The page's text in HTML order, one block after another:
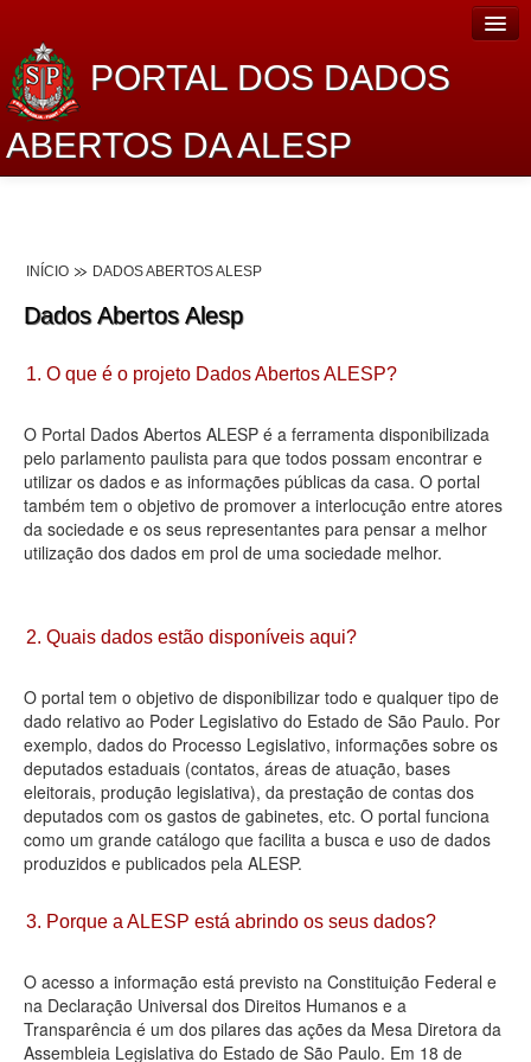
PORTAL DOS DADOS
ABERTOS DA ALESP
Lei de Acesso à Informação
Dados Governamentais Abertos
Planejamento
Catálogo de dados
Processo Legislativo
Deputados Estaduais
Agenda
Perguntas frequentes
Contato
INÍCIO DADOS ABERTOS ALESP
Dados Abertos Alesp
1. O que é o projeto Dados Abertos ALESP?
O Portal Dados Abertos ALESP é a ferramenta disponibilizada
pelo parlamento paulista para que todos possam encontrar e
utilizar os dados e as informações públicas da casa. O portal
também tem o objetivo de promover a interlocução entre atores
da sociedade e os seus representantes para pensar a melhor
utilização dos dados em prol de uma sociedade melhor.
2. Quais dados estão disponíveis aqui?
O portal tem o objetivo de disponibilizar todo e qualquer tipo de
dado relativo ao Poder Legislativo do Estado de São Paulo. Por
exemplo, dados do Processo Legislativo, informações sobre os
deputados estaduais (contatos, áreas de atuação, bases
eleitorais, produção legislativa), da prestação de contas dos
deputados com os gastos de gabinetes, etc. O portal funciona
como um grande catálogo que facilita a busca e uso de dados
produzidos e publicados pela ALESP.
3. Porque a ALESP está abrindo os seus dados?
O acesso a informação está previsto na Constituição Federal e
na Declaração Universal dos Direitos Humanos e a
Transparência é um dos pilares das ações da Mesa Diretora da
Assembleia Legislativa do Estado de São Paulo. Em 18 de